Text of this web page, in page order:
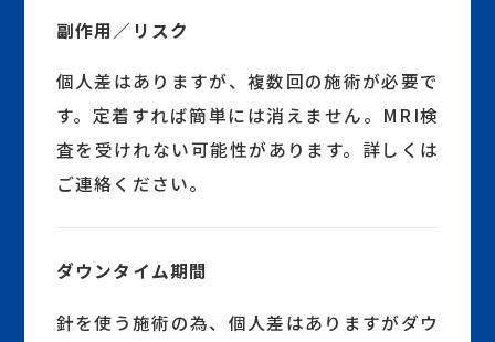
副作用／リスク
個人差はありますが、複数回の施術が必要で
す。定着すれば簡単には消えません。MRI検
査を受けれない可能性があります。詳しくは
ご連絡ください。
ダウンタイム期間
針を使う施術の為、個人差はありますがダウ